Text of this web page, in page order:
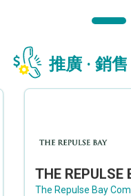
推廣 · 銷
The Repulse Bay